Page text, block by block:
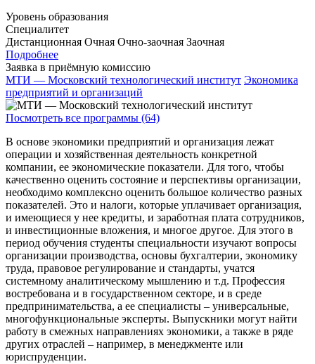
Уровень образования
Специалитет
Дистанционная Очная Очно-заочная Заочная
Подробнее
Заявка в приёмную комиссию
МТИ — Московский технологический институт Экономика
предприятий и организаций
Посмотреть все программы (64)
В основе экономики предприятий и организация лежат
операции и хозяйственная деятельность конкретной
компании, ее экономические показатели. Для того, чтобы
качественно оценить состояние и перспективы организации,
необходимо комплексно оценить большое количество разных
показателей. Это и налоги, которые уплачивает организация,
и имеющиеся у нее кредиты, и заработная плата сотрудников,
и инвестиционные вложения, и многое другое. Для этого в
период обучения студенты специальности изучают вопросы
организации производства, основы бухгалтерии, экономику
труда, правовое регулирование и стандарты, учатся
системному аналитическому мышлению и т.д. Профессия
востребована и в государственном секторе, и в среде
предпринимательства, а ее специалисты – универсальные,
многофункциональные эксперты. Выпускники могут найти
работу в смежных направлениях экономики, а также в ряде
других отраслей – например, в менеджменте или
юриспруденции.